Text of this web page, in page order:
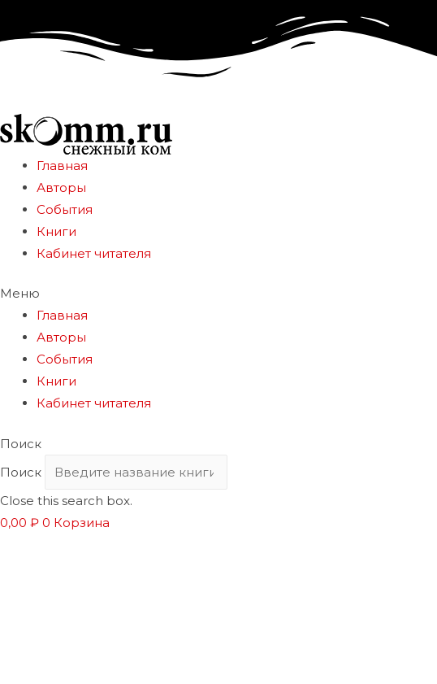
Главная
Авторы
События
Книги
Кабинет читателя
Меню
Главная
Авторы
События
Книги
Кабинет читателя
Поиск
Поиск
Close this search box.
0,00 ₽ 0 Корзина